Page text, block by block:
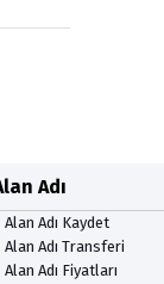
Adı
Alan Adı Kaydet
Alan Adı Transferi
Alan Adı Fiyatları